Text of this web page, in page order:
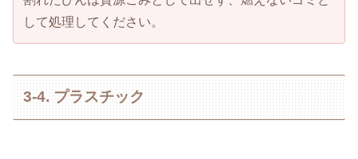
して処理してください。
3-4. プラスチック